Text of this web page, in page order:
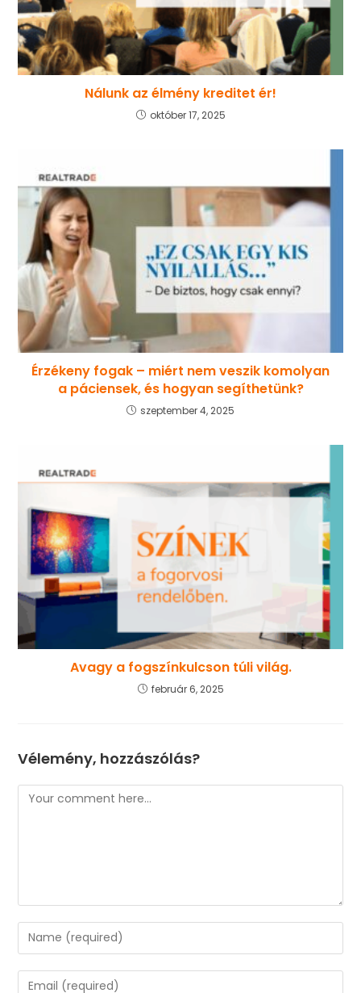
Nálunk az élmény kreditet ér!
október 17, 2025
Érzékeny fogak – miért nem veszik komolyan
a páciensek, és hogyan segíthetünk?
szeptember 4, 2025
Avagy a fogszínkulcson túli világ.
február 6, 2025
Vélemény, hozzászólás?
Comment
Enter
your
name
Enter